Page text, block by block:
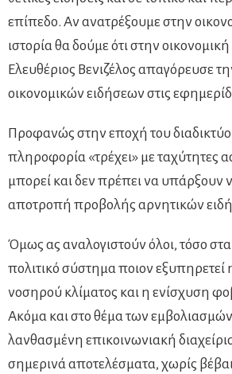
επίπεδο. Αν ανατρέξουμε στην
ιστορία θα δούμε ότι στην
Ελευθέριος Βενιζέλος απαγόρευσε
οικονομικών ειδήσεων στις
Προφανώς στην εποχή του
πληροφορία «τρέχει» με ταχύτητες
μπορεί και δεν πρέπει να υπάρξουν
αποτροπή προβολής αρνητικών
Όμως ας αναλογιστούν όλοι, τόσο
πολιτικό σύστημα ποιον εξυπηρετεί
νοσηρού κλίματος και η ενίσχυση
Ακόμα και στο θέμα των
λανθασμένη επικοινωνιακή
σημερινά αποτελέσματα, χωρίς